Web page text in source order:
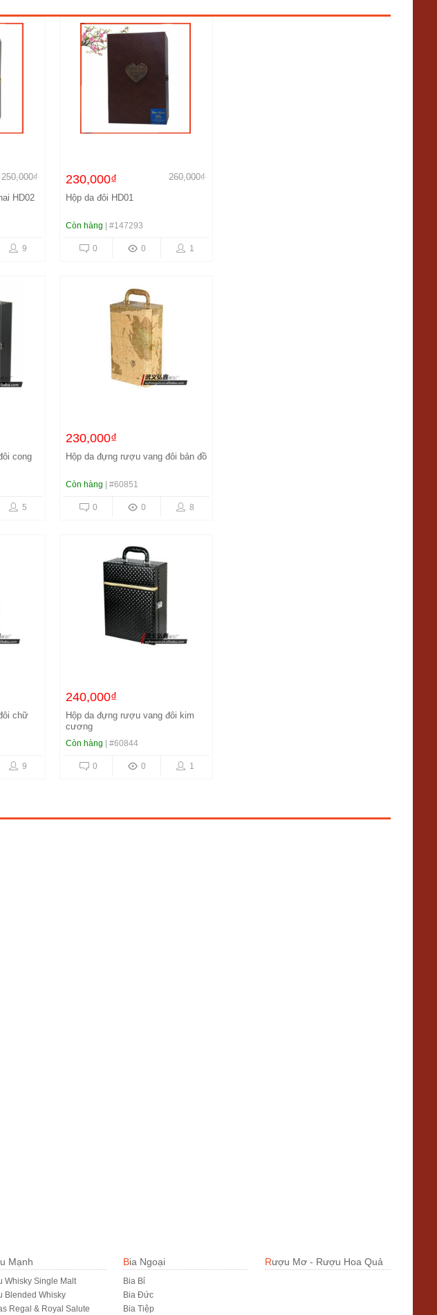
250,000₫
HD02
9
230,000₫
260,000₫
Hộp da đôi HD01
Còn hàng | #147293
1
0
0
cong
5
230,000₫
Hộp da đựng rượu vang đôi bản đồ
Còn hàng | #60851
8
0
0
chữ
9
240,000₫
Hộp da đựng rượu vang đôi kim
cương
Còn hàng | #60844
1
0
0
Mạnh
Whisky Single Malt
Blended Whisky
Regal & Royal Salute
Bia Ngoại
Bia Bỉ
Bia Đức
Bia Tiệp
Rượu Mơ - Rượu Hoa Quả